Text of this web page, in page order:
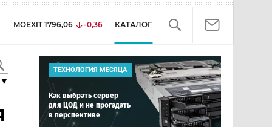
MOEXIT 1796,06 -0,36 КАТАЛОГ
▼
ТЕХНОЛОГИЯ МЕСЯЦА
Как выбрать сервер
для ЦОД и не прогадать
в перспективе